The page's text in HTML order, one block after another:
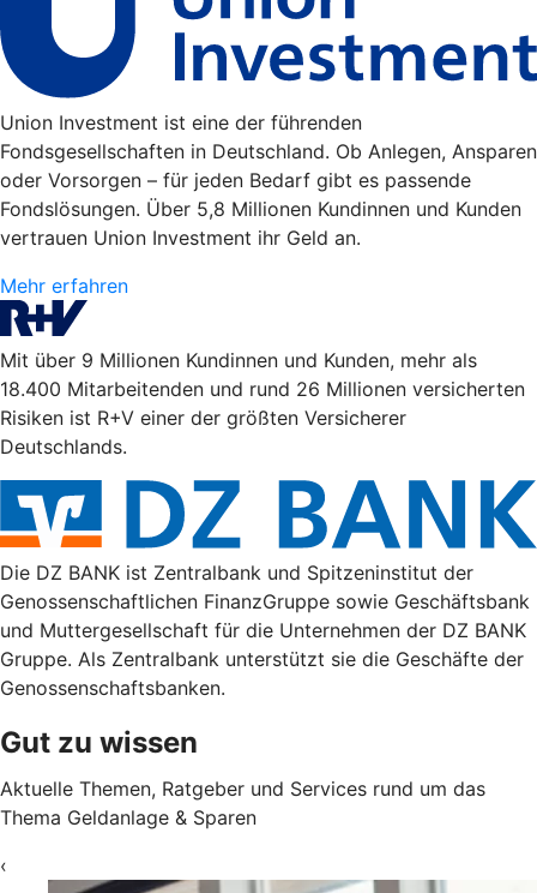
Union Investment ist eine der führenden
Fondsgesellschaften in Deutschland. Ob Anlegen, Ansparen
oder Vorsorgen – für jeden Bedarf gibt es passende
Fondslösungen. Über 5,8 Millionen Kundinnen und Kunden
vertrauen Union Investment ihr Geld an.
Mehr erfahren
Mit über 9 Millionen Kundinnen und Kunden, mehr als
18.400 Mitarbeitenden und rund 26 Millionen versicherten
Risiken ist R+V einer der größten Versicherer
Deutschlands.
Die DZ BANK ist Zentralbank und Spitzeninstitut der
Genossenschaftlichen FinanzGruppe sowie Geschäftsbank
und Muttergesellschaft für die Unternehmen der DZ BANK
Gruppe. Als Zentralbank unterstützt sie die Geschäfte der
Genossenschaftsbanken.
Gut zu wissen
Aktuelle Themen, Ratgeber und Services rund um das
Thema Geldanlage & Sparen
‹